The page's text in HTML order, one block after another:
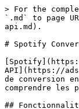
> For the complete documentation index, see [llms.txt](https://doc.commandersact.com/llms.txt). Markdown versions of documentation pages are available by appending `.md` to page URLs; this page is available as [Markdown](https://doc.commandersact.com/fr/fonctionnalites/destinations/destinations-catalog/spotify-conversions-api.md).

# Spotify Conversions API

[Spotify](https://open.spotify.com/) est un fournisseur de services de streaming musical. En utilisant cette destination, vous pouvez exploiter [Spotify Conversions API](https://adshelp.spotify.com/s/article/Spotify-Conversions-API-US?language=en_US) en tant qu'outil d'attribution tagless qui vous permet d'envoyer des événements de conversion en ligne et hors ligne à Spotify. La Conversions API est conçue pour fournir une attribution complète et de haute fidélité afin de vous aider à comprendre les performances de vos campagnes sur Spotify.

## Fonctionnalités clés

La destination Spotify Conversions API fournit les